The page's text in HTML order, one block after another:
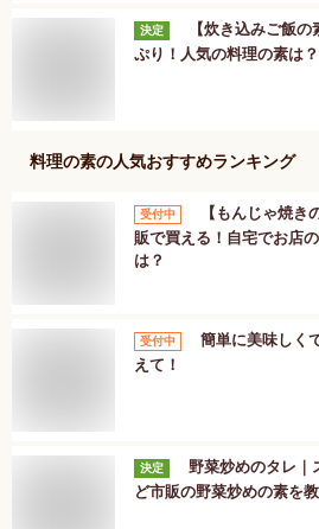
決定
【炊き込みご飯
ぷり！人気の料理の素は？
料理の素の人気おすすめランキング
受付中
【もんじゃ焼き
販で買える！自宅でお店
は？
受付中
簡単に美味しく
えて！
決定
野菜炒めのタレ｜
ど市販の野菜炒めの素を教